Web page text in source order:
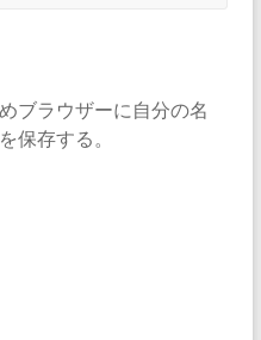
ブラウザーに自分の名
保存する。